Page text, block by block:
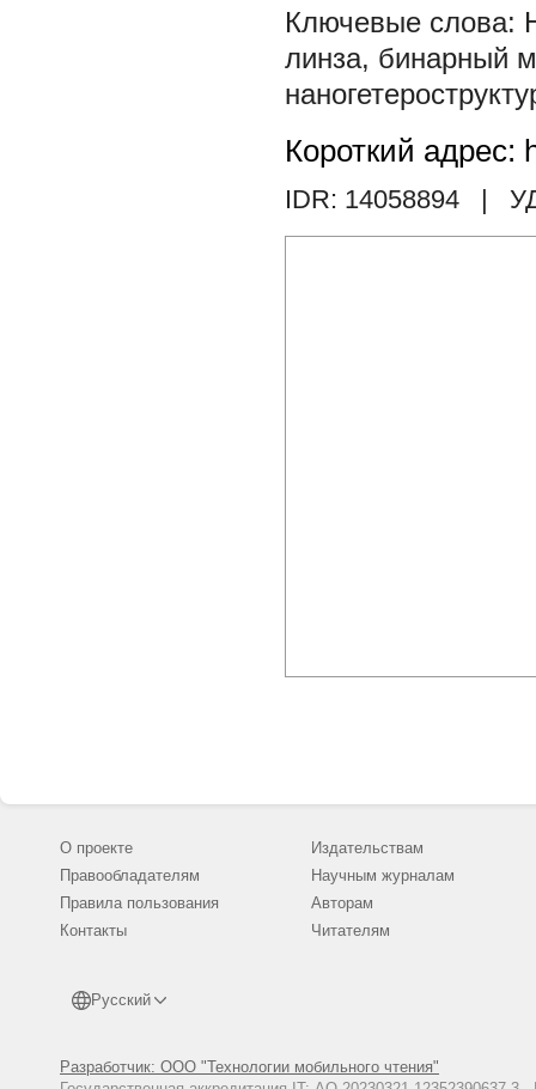
линза, бинарный
Короткий адрес:
IDR: 14058894 |
О проекте
Правообладателям
Правила пользования
Контакты
Русский
Разработчик: ООО "Технологии мобильного чтения"
Издательствам
Научным журналам
Авторам
Читателям